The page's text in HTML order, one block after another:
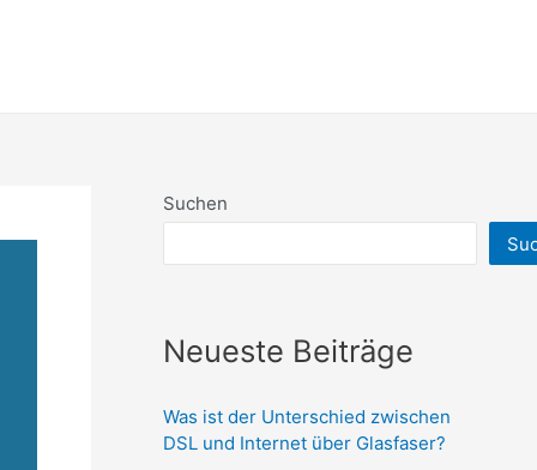
Suchen
Neueste Beiträge
Was ist der Unterschied zwischen
DSL und Internet über Glasfaser?